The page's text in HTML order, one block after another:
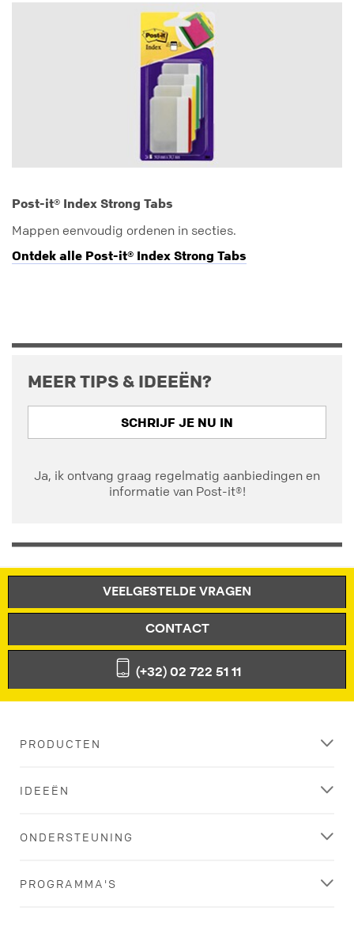
Post-it® Index Strong Tabs
Mappen eenvoudig ordenen in secties.
Ontdek alle Post-it® Index Strong Tabs
MEER TIPS & IDEEËN?
SCHRIJF JE NU IN
Ja, ik ontvang graag regelmatig aanbiedingen en
informatie van Post-it®!
VEELGESTELDE VRAGEN
CONTACT
(+32) 02 722 51 11
PRODUCTEN
IDEEËN
ONDERSTEUNING
PROGRAMMA'S